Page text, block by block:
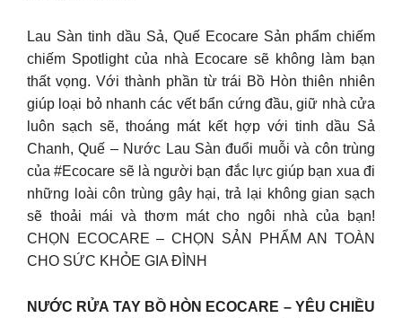
Lau Sàn tinh dầu Sả, Quế Ecocare Sản phẩm chiếm
chiếm Spotlight của nhà Ecocare sẽ không làm bạn
thất vọng. Với thành phần từ trái Bồ Hòn thiên nhiên
giúp loại bỏ nhanh các vết bẩn cứng đầu, giữ nhà cửa
luôn sạch sẽ, thoáng mát kết hợp với tinh dầu Sả
Chanh, Quế – Nước Lau Sàn đuổi muỗi và côn trùng
của #Ecocare sẽ là người bạn đắc lực giúp bạn xua đi
những loài côn trùng gây hại, trả lại không gian sạch
sẽ thoải mái và thơm mát cho ngôi nhà của bạn!
CHỌN ECOCARE – CHỌN SẢN PHẨM AN TOÀN
CHO SỨC KHỎE GIA ĐÌNH
NƯỚC RỬA TAY BỒ HÒN ECOCARE – YÊU CHIỀU